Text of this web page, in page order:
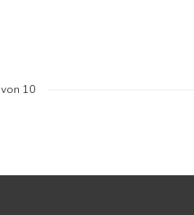
von 10